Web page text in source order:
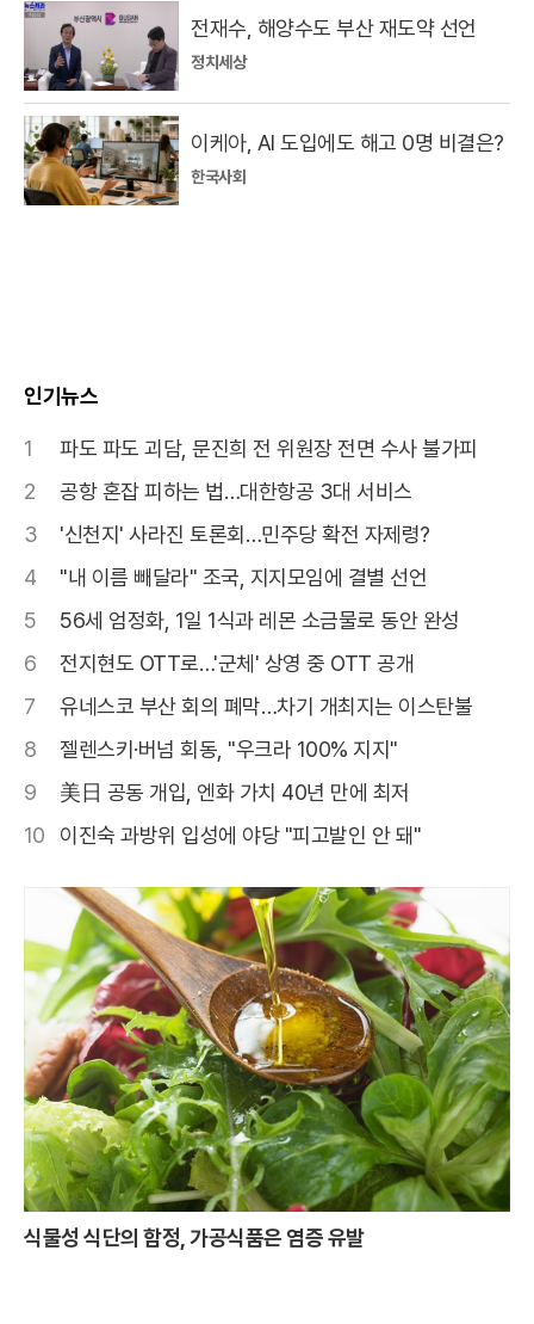
전재수, 해양수도 부산 재도약 선언
정치세상
이케아, AI 도입에도 해고 0명 비결은?
한국사회
인기뉴스
1
파도 파도 괴담, 문진희 전 위원장 전면 수사 불가피
2
공항 혼잡 피하는 법…대한항공 3대 서비스
3
'신천지' 사라진 토론회…민주당 확전 자제령?
4
"내 이름 빼달라" 조국, 지지모임에 결별 선언
5
56세 엄정화, 1일 1식과 레몬 소금물로 동안 완성
6
전지현도 OTT로…'군체' 상영 중 OTT 공개
7
유네스코 부산 회의 폐막…차기 개최지는 이스탄불
8
젤렌스키·버넘 회동, "우크라 100% 지지"
9
美日 공동 개입, 엔화 가치 40년 만에 최저
10
이진숙 과방위 입성에 야당 "피고발인 안 돼"
식물성 식단의 함정, 가공식품은 염증 유발